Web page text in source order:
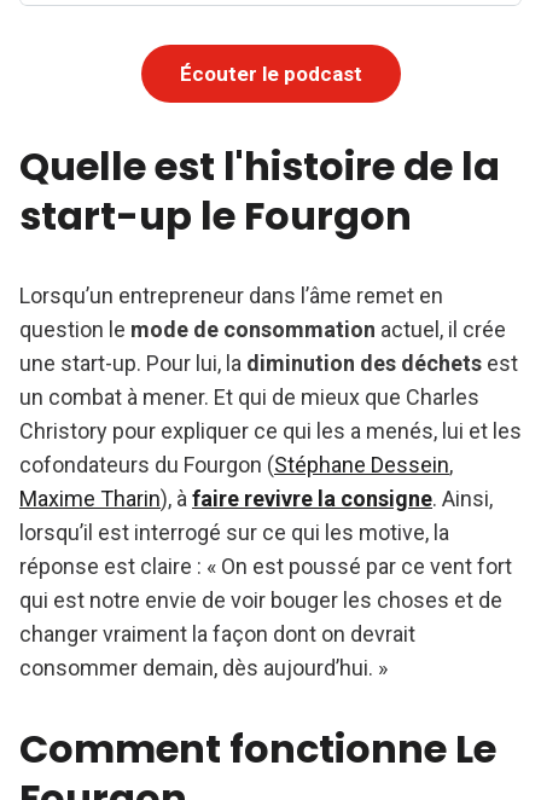
Écouter le podcast
Quelle est l'histoire de la
start-up le Fourgon
Lorsqu’un entrepreneur dans l’âme remet en
question le mode de consommation actuel, il crée
une start-up. Pour lui, la diminution des déchets est
un combat à mener. Et qui de mieux que Charles
Christory pour expliquer ce qui les a menés, lui et les
cofondateurs du Fourgon (Stéphane Dessein,
Maxime Tharin), à faire revivre la consigne. Ainsi,
lorsqu’il est interrogé sur ce qui les motive, la
réponse est claire : « On est poussé par ce vent fort
qui est notre envie de voir bouger les choses et de
changer vraiment la façon dont on devrait
consommer demain, dès aujourd’hui. »
Comment fonctionne Le